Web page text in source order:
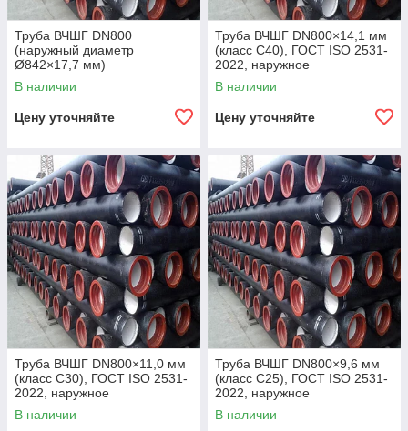
Труба ВЧШГ DN800
(наружный диаметр
Ø842×17,7 мм)
В наличии
Цену уточняйте
Труба ВЧШГ DN800×14,1 мм
(класс C40), ГОСТ ISO 2531-
2022, наружное
полиуретановое покрытие,
внутреннее цементно-
В наличии
Цену уточняйте
Труба ВЧШГ DN800×11,0 мм
(класс C30), ГОСТ ISO 2531-
2022, наружное
полиуретановое покрытие,
внутреннее цементно-
В наличии
Труба ВЧШГ DN800×9,6 мм
(класс C25), ГОСТ ISO 2531-
2022, наружное
полиуретановое покрытие,
внутреннее цементно-
В наличии